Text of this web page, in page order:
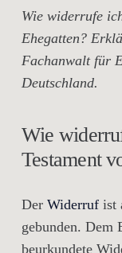
Wie widerrufe
Ehegatten?
Fachanwalt für
Deutschland.
Wie
Testament
Der Widerruf ist
gebunden. Dem
beurkundete